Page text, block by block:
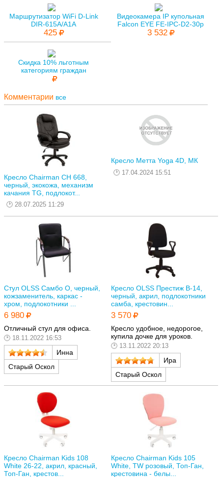
Маршрутизатор WiFi D-Link
DIR-615A/A1A
425
Видеокамера IP купольная
Falcon EYE FE-IPC-D2-30p
3 532
Скидка 10% льготным
категориям граждан
Комментарии все
Кресло Chairman CH 668,
черный, экокожа, механизм
качания TG, подлокот...
28.07.2025 11:29
Кресло Метта Yoga 4D, МК
17.04.2024 15:51
Стул OLSS Самбо О, черный,
кожзаменитель, каркас -
хром, подлокотники ...
6 980
Отличный стул для офиса.
18.11.2022 16:53
Инна
Старый Оскол
Кресло OLSS Престиж В-14,
черный, акрил, подлокотники
самба, крестовин...
3 570
Кресло удобное, недорогое,
купила дочке для уроков.
13.11.2022 20:13
Ира
Старый Оскол
Кресло Chairman Kids 108
White 26-22, акрил, красный,
Топ-Ган, крестов...
Кресло Chairman Kids 105
White, TW розовый, Топ-Ган,
крестовина - белы...